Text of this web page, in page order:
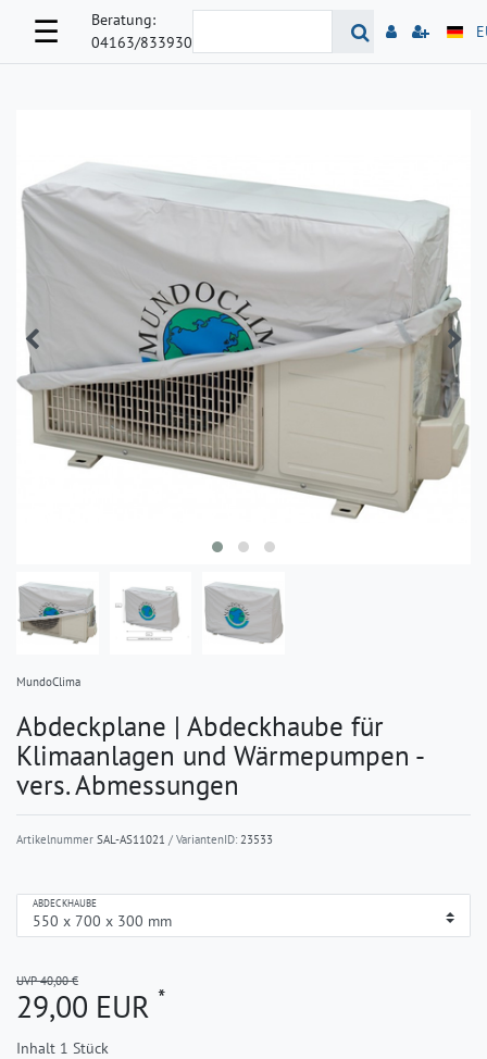
☰
Beratung:
04163/833930
MundoClima
Abdeckplane | Abdeckhaube für
Klimaanlagen und Wärmepumpen -
vers. Abmessungen
Artikelnummer SAL-AS11021 / VariantenID: 23533
ABDECKHAUBE
UVP 40,00 €
29,00 EUR *
Inhalt 1 Stück